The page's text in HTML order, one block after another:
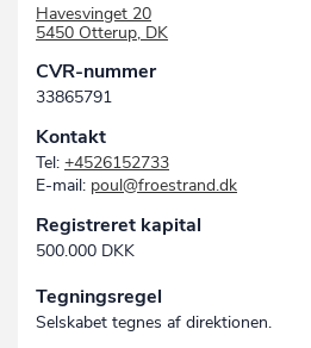
Havesvinget 20
5450 Otterup, DK
CVR-nummer
33865791
Kontakt
Tel: +4526152733
E-mail: poul@froestrand.dk
Registreret kapital
500.000 DKK
Tegningsregel
Selskabet tegnes af direktionen.